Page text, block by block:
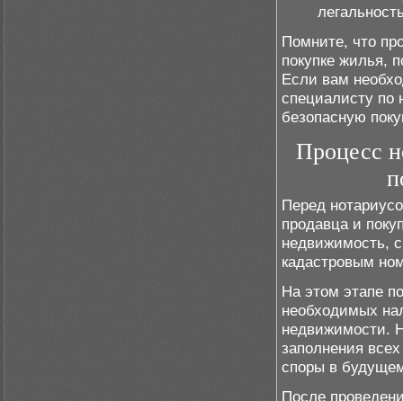
Помните, что
покупке жилья,
Если вам
специалисту по
безопасную
Процесс
Перед
продавца и
недвижимость,
кадастровым
На этом этапе
необходимых
недвижимости.
заполнения
споры в
После